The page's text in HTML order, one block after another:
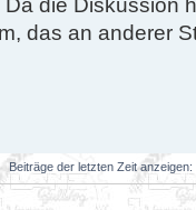
das an anderer
Beiträge der letzten Zeit anzeigen: